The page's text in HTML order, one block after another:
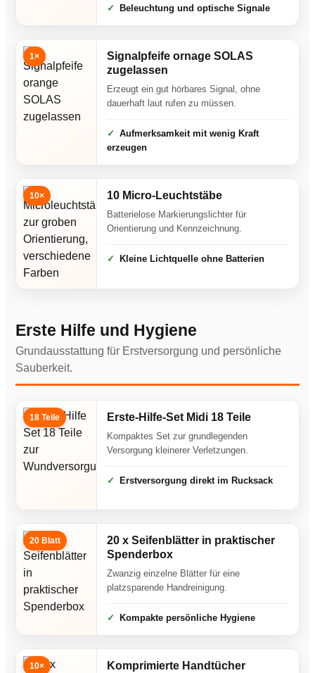
Beleuchtung und optische Signale
1×
Signalpfeife ornage SOLAS
zugelassen
Erzeugt ein gut hörbares Signal, ohne
dauerhaft laut rufen zu müssen.
Aufmerksamkeit mit wenig Kraft
erzeugen
10× 10 Micro-Leuchtstäbe
Batterielose Markierungslichter für
Orientierung und Kennzeichnung.
Kleine Lichtquelle ohne Batterien
Erste Hilfe und Hygiene
Grundausstattung für Erstversorgung und persönliche
Sauberkeit.
18 Teile Erste-Hilfe-Set Midi 18 Teile
Kompaktes Set zur grundlegenden
Versorgung kleinerer Verletzungen.
Erstversorgung direkt im Rucksack
20 Blatt
20 x Seifenblätter in praktischer
Spenderbox
Zwanzig einzelne Blätter für eine
platzsparende Handreinigung.
Kompakte persönliche Hygiene
10× Komprimierte Handtücher